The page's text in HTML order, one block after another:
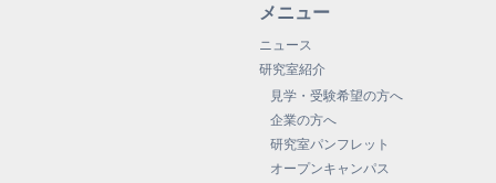
メニュー
ニュース
研究室紹介
見学・受験希望の方へ
企業の方へ
研究室パンフレット
オープンキャンパス